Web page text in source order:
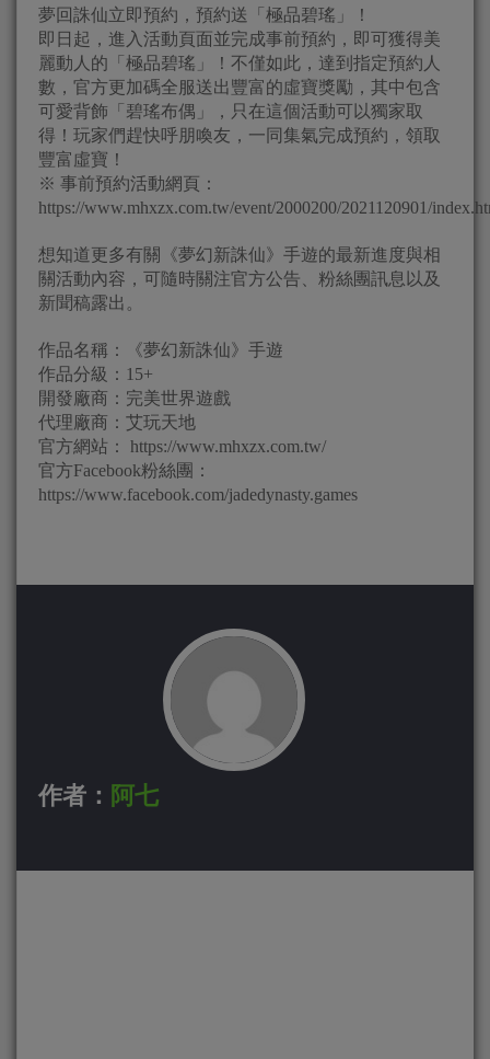
夢回誅仙立即預約，預約送「極品碧瑤」！
即日起，進入活動頁面並完成事前預約，即可獲得美
麗動人的「極品碧瑤」！不僅如此，達到指定預約人
數，官方更加碼全服送出豐富的虛寶獎勵，其中包含
可愛背飾「碧瑤布偶」，只在這個活動可以獨家取
得！玩家們趕快呼朋喚友，一同集氣完成預約，領取
豐富虛寶！
※ 事前預約活動網頁：
https://www.mhxzx.com.tw/event/2000200/2021120901/
想知道更多有關《夢幻新誅仙》手遊的最新進度與相
關活動內容，可隨時關注官方公告、粉絲團訊息以及
新聞稿露出。
作品名稱：《夢幻新誅仙》手遊
作品分級：15+
開發廠商：完美世界遊戲
代理廠商：艾玩天地
官方網站： https://www.mhxzx.com.tw/
官方Facebook粉絲團：
https://www.facebook.com/jadedynasty.games
作者： 阿七